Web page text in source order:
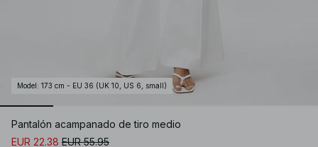
Model : 173 cm - EU 36 (UK 10, US 6, small)
Pantalón acampanado de tiro medio
EUR 22.38 EUR 55.95